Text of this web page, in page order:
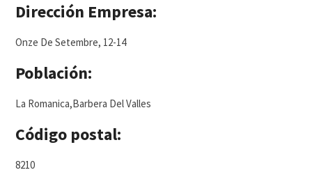
Dirección Empresa:
Onze De Setembre, 12-14
Población:
La Romanica,Barbera Del Valles
Código postal:
8210